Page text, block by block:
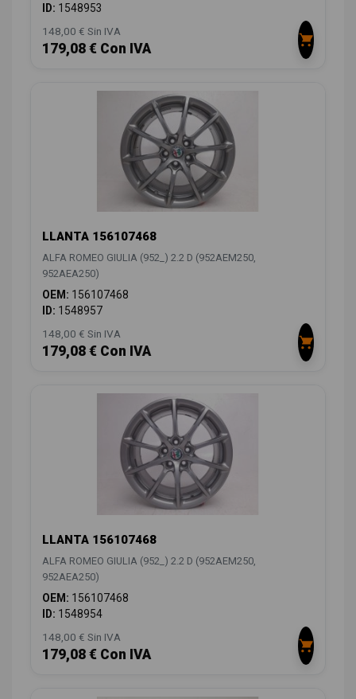
ID: 1548953
148,00 € Sin IVA
179,08 € Con IVA
LLANTA 156107468
ALFA ROMEO GIULIA (952_) 2.2 D (952AEM250,
952AEA250)
OEM: 156107468
ID: 1548957
148,00 € Sin IVA
179,08 € Con IVA
LLANTA 156107468
ALFA ROMEO GIULIA (952_) 2.2 D (952AEM250,
952AEA250)
OEM: 156107468
ID: 1548954
148,00 € Sin IVA
179,08 € Con IVA